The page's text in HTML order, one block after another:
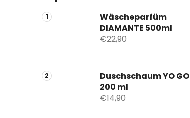
Wäscheparfüm
DIAMANTE 500ml
€22,90
Duschschaum YO GO
200 ml
€14,90